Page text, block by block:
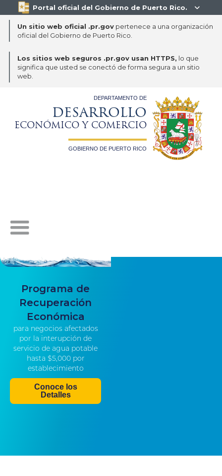
Portal oficial del Gobierno de Puerto Rico. 
Un sitio web oficial .pr.govpertenece a una organización
oficial del Gobierno de Puerto Rico.
Los sitios web seguros .pr.gov usan HTTPS, lo que
significa que usted se conectó de forma segura a un sitio
web.
DEPARTAMENTO DE
DESARROLLO
ECONÓMICO Y COMERCIO
GOBIERNO DE PUERTO RICO
Programa de
Recuperación
Económica
para negocios afectados
por la interupción de
servicio de agua potable
hasta $5,000 por
establecimiento
Conoce los
Detalles